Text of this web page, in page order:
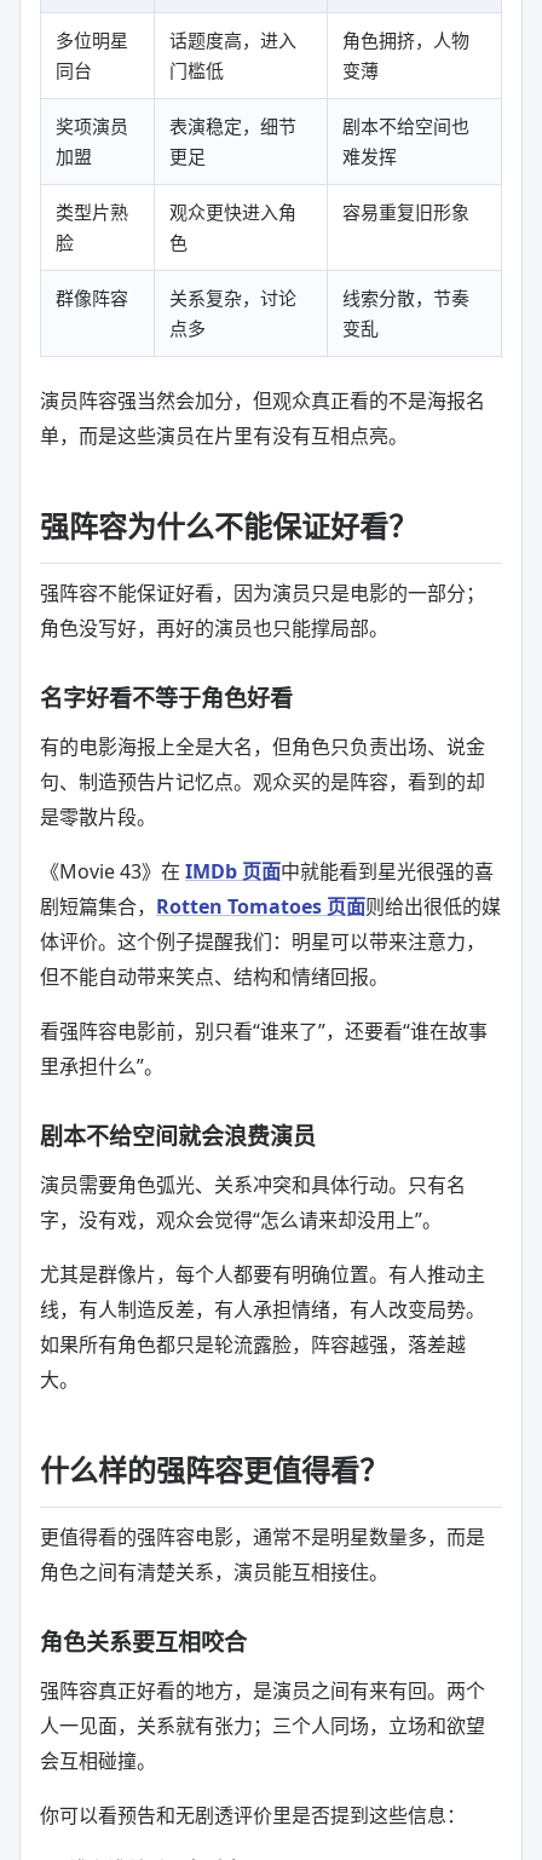
多位明星
同台
话题度高，进入
门槛低
角色拥挤，人物
变薄
奖项演员
加盟
表演稳定，细节
更足
剧本不给空间也
难发挥
类型片熟
脸
观众更快进入角
色
容易重复旧形象
群像阵容
关系复杂，讨论
点多
线索分散，节奏
变乱
演员阵容强当然会加分，但观众真正看的不是海报名
单，而是这些演员在片里有没有互相点亮。
强阵容为什么不能保证好看？
强阵容不能保证好看，因为演员只是电影的一部分；
角色没写好，再好的演员也只能撑局部。
名字好看不等于角色好看
有的电影海报上全是大名，但角色只负责出场、说金
句、制造预告片记忆点。观众买的是阵容，看到的却
是零散片段。
《Movie 43》在 IMDb 页面中就能看到星光很强的喜
剧短篇集合， Rotten Tomatoes 页面则给出很低的媒
体评价。这个例子提醒我们：明星可以带来注意力，
但不能自动带来笑点、结构和情绪回报。
看强阵容电影前，别只看“谁来了”，还要看“谁在故事
里承担什么”。
剧本不给空间就会浪费演员
演员需要角色弧光、关系冲突和具体行动。只有名
字，没有戏，观众会觉得“怎么请来却没用上”。
尤其是群像片，每个人都要有明确位置。有人推动主
线，有人制造反差，有人承担情绪，有人改变局势。
如果所有角色都只是轮流露脸，阵容越强，落差越
大。
什么样的强阵容更值得看？
更值得看的强阵容电影，通常不是明星数量多，而是
角色之间有清楚关系，演员能互相接住。
角色关系要互相咬合
强阵容真正好看的地方，是演员之间有来有回。两个
人一见面，关系就有张力；三个人同场，立场和欲望
会互相碰撞。
你可以看预告和无剧透评价里是否提到这些信息：